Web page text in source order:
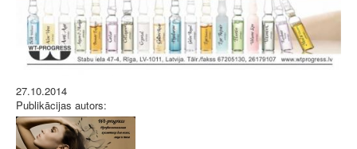
27.10.2014
Publikācijas autors: